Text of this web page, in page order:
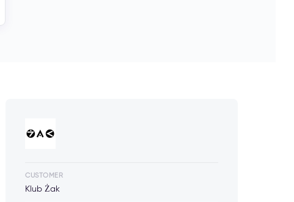
CUSTOMER
Klub Żak